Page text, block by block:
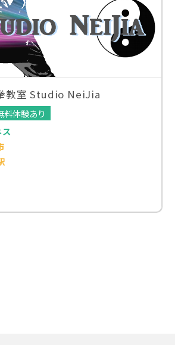
教室 Studio NeiJia
料体験あり